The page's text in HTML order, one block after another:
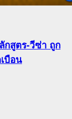
กสูตร-วีซ่า ถูก
บือน